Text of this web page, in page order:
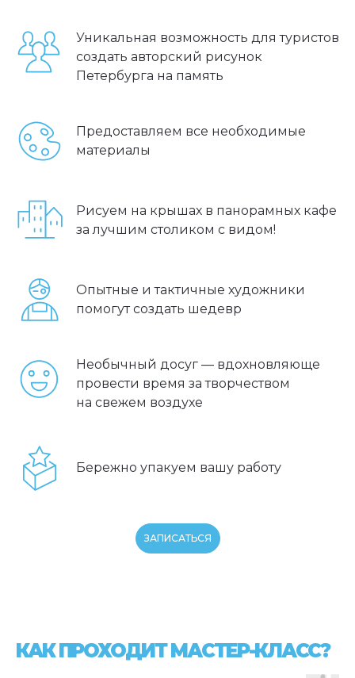
Уникальная возможность для туристов
создать авторский рисунок
Петербурга на память
Предоставляем все необходимые
материалы
Рисуем на крышах в панорамных кафе
за лучшим столиком с видом!
Опытные и тактичные художники
помогут создать шедевр
Необычный досуг — вдохновляюще
провести время за творчеством
на свежем воздухе
Бережно упакуем вашу работу
ЗАПИСАТЬСЯ
КАК ПРОХОДИТ МАСТЕР-КЛАСС?